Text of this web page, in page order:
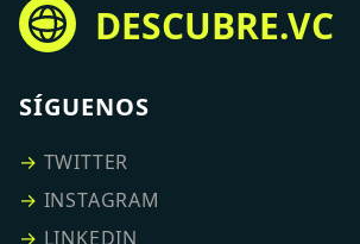
DESCUBRE.VC
SÍGUENOS
→ TWITTER
→ INSTAGRAM
→ LINKEDIN